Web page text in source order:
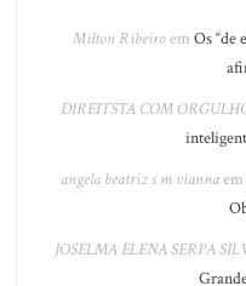
Milton Ribeiroem Os “de
DIREITSTA COM
angela beatriz s m viannaem
JOSELMA ELENA SERPA